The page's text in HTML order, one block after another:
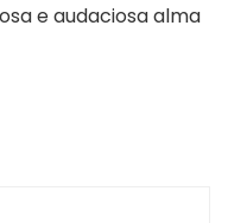
e audaciosa alma